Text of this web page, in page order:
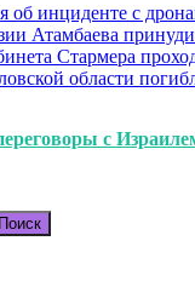
об инциденте с
Атамбаева
Стармера
области
с
Поиск